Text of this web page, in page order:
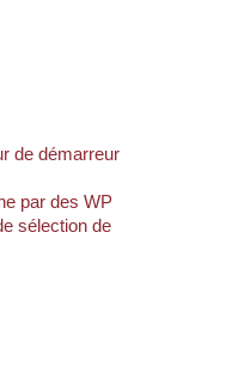
de démarreur
par des WP